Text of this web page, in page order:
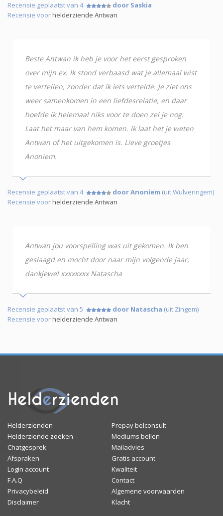
Recensie geplaatst van 4
door Saskia
Recensie voorhelderziende Antwan
Beste Antwan ik heb je voor het eerst gesproken
over mijn ex. Ik stond verbaasd wat je allemaal wist
te vertellen, zonder dat ik iets vertelde. Je ziet ons
weer samenkomen in een liefdesrelatie, en daar
hoefde ik helemaal niks voor te doen zei je nog.
Laat het maar van hem komen. Ik laat het je weten
Antwan of het uitgekomen is. Lieve groetjes
Anoniem.
Recensie geplaatst van 4 door Anoniem (uit Wulveringem)
Recensie voorhelderziende Antwan
Antwan jou voorspelling was uit gekomen. Ik ben
geslaagd en mocht door naar mijn volgende jaar,
dankjewel xxxxxxxx Natascha
Recensie geplaatst van 5 door Natascha (uit Zingem)
Recensie voorhelderziende Antwan
Helderzienden
Prepay belconsult
Helderziende zoeken
Mediums bellen
Chatgesprek
Mailadvies
Afspraken
Gratis account
Login account
Kwaliteit
F.A.Q
Contact
Privacybeleid
Algemene voorwaarden
Disclaimer
Klacht